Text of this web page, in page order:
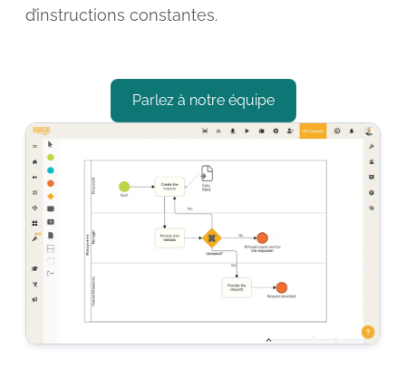
d’instructions constantes.
Parlez à notre équipe